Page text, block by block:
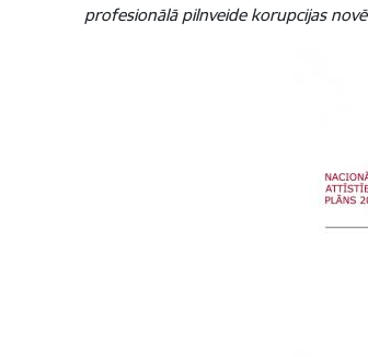
profesionālā pilnveide korupcijas